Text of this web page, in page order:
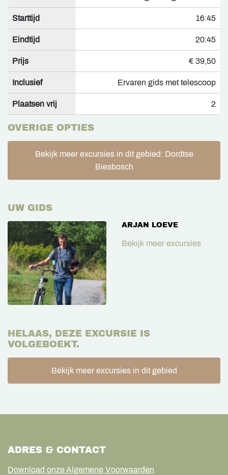
Starttijd 16:45
Eindtijd 20:45
Prijs € 39,50
Inclusief Ervaren gids met telescoop
Plaatsen vrij 2
OVERIGE OPTIES
Bekijk meer excursies in dit gebied: Dordtse
Biesbosch
UW GIDS
ARJAN LOEVE
Bekijk meer excursies
HELAAS, DEZE EXCURSIE IS
VOLGEBOEKT.
Bekijk meer excursies in dit gebied
ADRES & CONTACT
Download onze Algemene Voorwaarden